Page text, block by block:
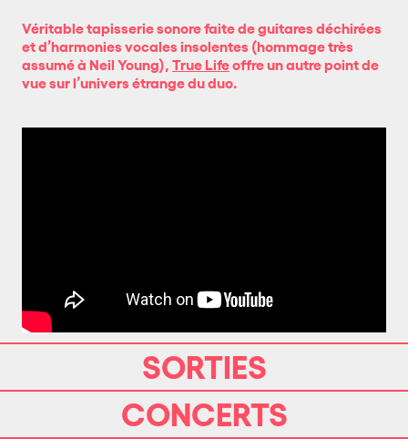
Véritable tapisserie sonore faite de guitares déchirées
et d’harmonies vocales insolentes (hommage très
assumé à Neil Young), True Lifeoffre un autre point de
vue sur l’univers étrange du duo.
SORTIES
CONCERTS